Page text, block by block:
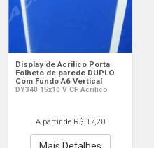
Display de Acrilico Porta
Folheto de parede DUPLO
Com Fundo A6 Vertical
DY340 15x10 V CF Acrilico
A partir de R$ 17,20